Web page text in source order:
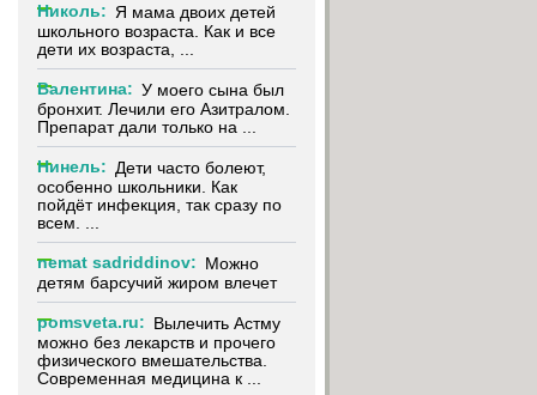
Николь: Я мама двоих детей
школьного возраста. Как и все
дети их возраста, ...
Валентина: У моего сына был
бронхит. Лечили его Азитралом.
Препарат дали только на ...
Нинель: Дети часто болеют,
особенно школьники. Как
пойдёт инфекция, так сразу по
всем. ...
nemat sadriddinov: Можно
детям барсучий жиром влечет
pomsveta.ru: Вылечить Астму
можно без лекарств и прочего
физического вмешательства.
Современная медицина к ...